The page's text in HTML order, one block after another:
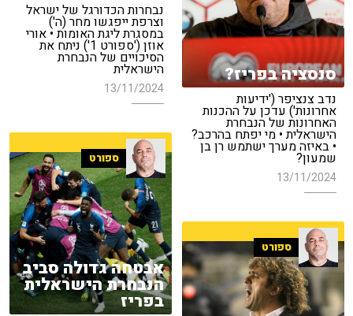
נבחרות הכדורגל של ישראל
וצרפת ייפגשו מחר (ה')
במסגרת ליגת האומות • אורי
אוזן ('ספורט 1') ניתח את
הסיכויים של הנבחרת
הישראלית
13/11/2024
סנסציה בפריז?
נדב צנציפר ('ידיעות
אחרונות') עדכן על ההכנות
האחרונות של הנבחרת
הישראלית • מי יפתח בהרכב?
• באיזה מערך ישתמש רן בן
שמעון?
13/11/2024
ספורט
אבטחה גדולה סביב
הנבחרת הישראלית
בפריז
ספורט